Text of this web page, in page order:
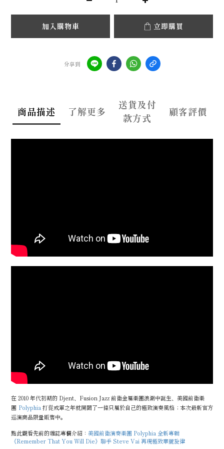
加入購物車 立即購買
分享到
商品描述 了解更多
送貨及付
款方式
顧客評價
在 2010 年代初期的 Djent、Fusion Jazz 前衛金屬樂團浪潮中誕生、美國前衛樂
團 Polyphia 打從成軍之年就開闢了一條只屬於自己的極致演奏風格；本次最新官方
巡演商品限量販售中。
點此觀看先前的雜誌專欄介紹： 美國前衛演奏樂團 Polyphia 全新專輯
《Remember That You Will Die》聯手 Steve Vai 再現極致華麗旋律